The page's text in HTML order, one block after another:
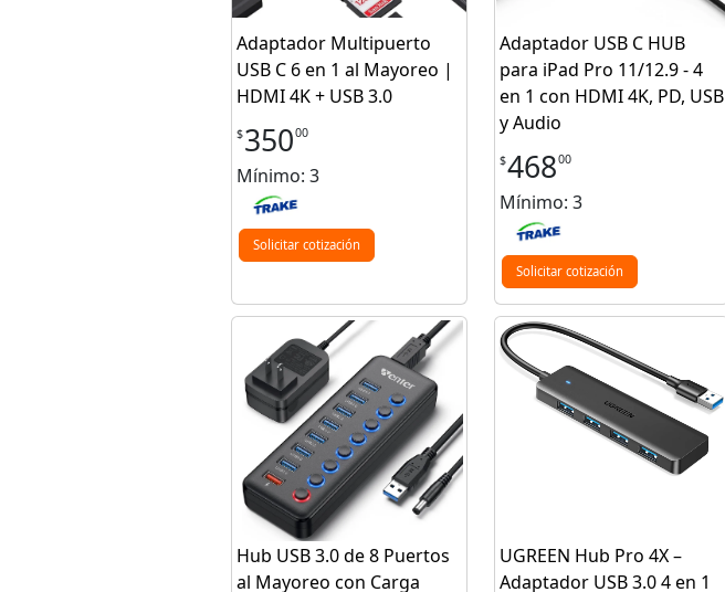
Adaptador Multipuerto
USB C 6 en 1 al Mayoreo |
HDMI 4K + USB 3.0
$35000
Mínimo: 3
Solicitar cotización
Adaptador USB C HUB
para iPad Pro 11/12.9 - 4
en 1 con HDMI 4K, PD, USB
y Audio
$46800
Mínimo: 3
Solicitar cotización
Hub USB 3.0 de 8 Puertos
al Mayoreo con Carga
UGREEN Hub Pro 4X –
Adaptador USB 3.0 4 en 1